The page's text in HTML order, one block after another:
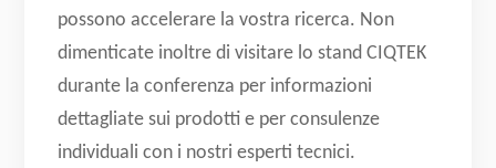
possono accelerare la vostra ricerca. Non
dimenticate inoltre di visitare lo stand CIQTEK
durante la conferenza per informazioni
dettagliate sui prodotti e per consulenze
individuali con i nostri esperti tecnici.